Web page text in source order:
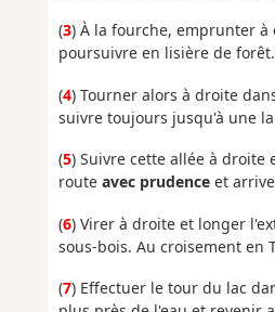
(3) À la fourche, emprunter à
poursuivre en lisière de
(4) Tourner alors à droite
suivre toujours jusqu'à une
(5) Suivre cette allée à droite
route avec prudenceet
(6) Virer à droite et longer
sous-bois. Au croisement en
(7) Effectuer le tour du lac